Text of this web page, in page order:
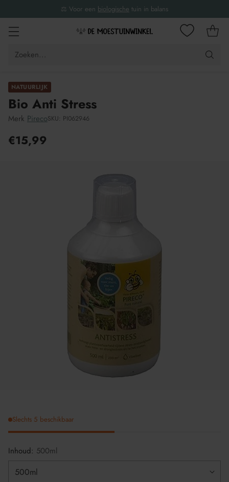
⚖️ Voor een biologische tuin in balans
Zoeken...
NATUURLIJK
Bio Anti Stress
Merk PirecoSKU: PI062946
Adviesprijs
€15,99
Slechts 5 beschikbaar
Inhoud: 500ml